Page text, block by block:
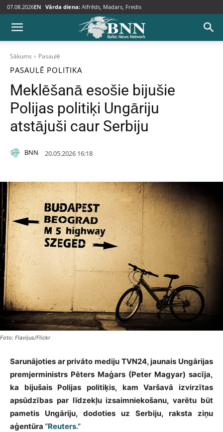
07.08.2026EN Vārda diena: Alfrēds, Madars, Fredis
Sākums Pasaulē
PASAULĒ POLITIKA
Meklēšanā esošie bijušie
Polijas politiķi Ungāriju
atstājuši caur Serbiju
BNN 20.05.2026 16:18
Foto: Flavijus/Flickr
Sarunājoties ar privāto mediju TVN24, jaunais Ungārijas
premjerministrs Pēters Maģars (Peter Magyar) sacīja,
ka bijušais Polijas politiķis, kam Varšavā izvirzītas
apsūdzības par līdzekļu izsaimniekošanu, varētu būt
pametis Ungāriju, dodoties uz Serbiju, raksta ziņu
aģentūra “Reuters.”